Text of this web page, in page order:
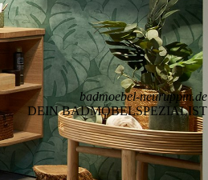
badmoebel-neuruppin.de
DEIN BADMÖBELSPEZIALIST